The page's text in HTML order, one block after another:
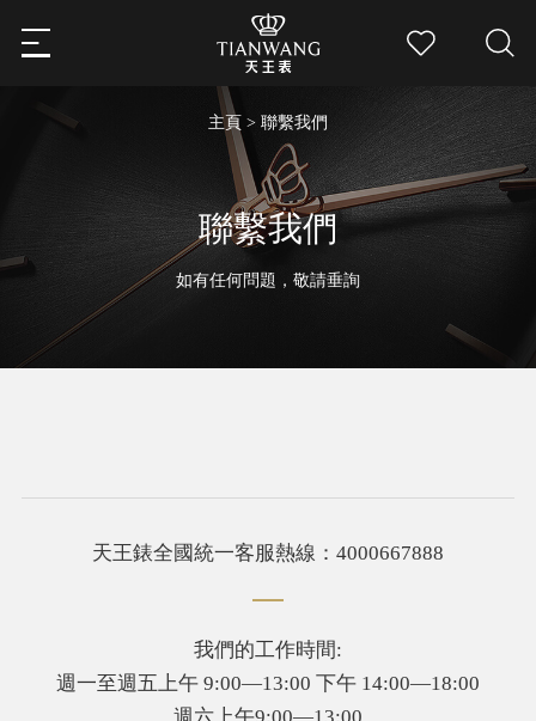
主頁 > 聯繫我們
聯繫我們
如有任何問題，敬請垂詢
我們的工作時間:
週一至週五上午 9:00—13:00 下午 14:00—18:00
天王錶全國統一客服熱線：4000667888